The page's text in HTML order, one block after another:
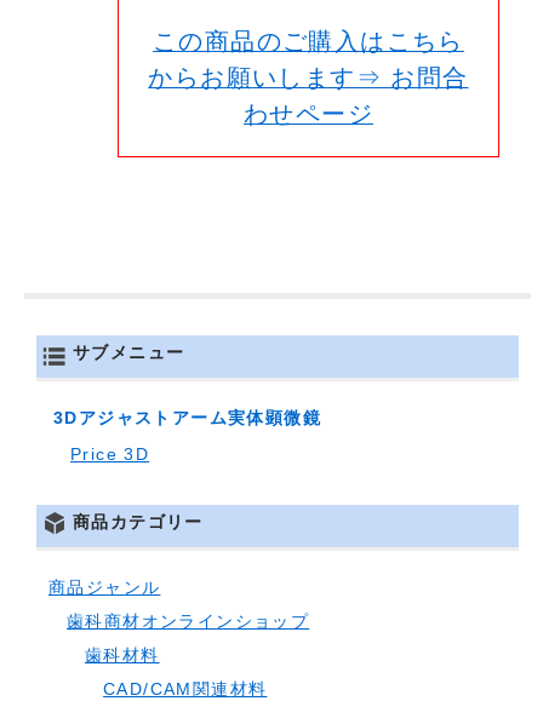
この商品のご購入はこちら
からお願いします⇒ お問合
わせページ
サブメニュー
3Dアジャストアーム実体顕微鏡
Price 3D
商品カテゴリー
商品ジャンル
歯科商材オンラインショップ
歯科材料
CAD/CAM関連材料